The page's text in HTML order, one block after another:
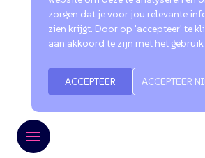
zorgen dat je voor jou relevante
zien krijgt. Door op 'accepteer' te
aan akkoord te zijn met het
ACCEPTEER ACCEPTEER